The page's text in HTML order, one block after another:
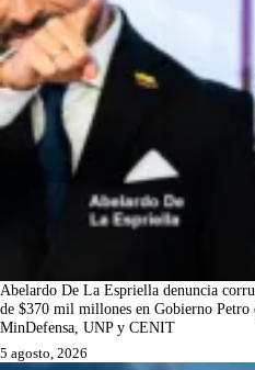
Abelardo De La Espriella denuncia
de $370 mil millones en Gobierno Petro
MinDefensa, UNP y CENIT
5 agosto, 2026